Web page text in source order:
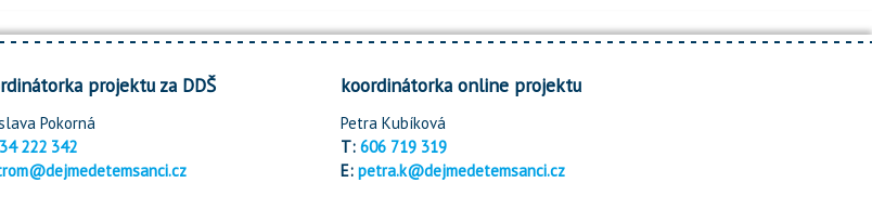
projektu za DDŠ
Pokorná
222 342
koordinátorka online projektu
Petra Kubíková
T:606 719 319
E:petra.k@dejmedetemsanci.cz